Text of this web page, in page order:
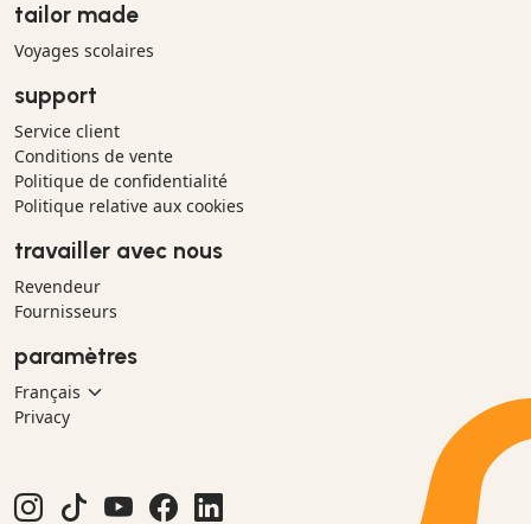
tailor made
Voyages scolaires
support
Service client
Conditions de vente
Politique de confidentialité
Politique relative aux cookies
travailler avec nous
Revendeur
Fournisseurs
paramètres
Privacy